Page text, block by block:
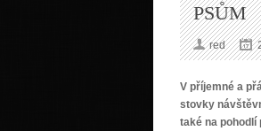
PSŮM
red
V příjemné a
stovky
také na pohodlí